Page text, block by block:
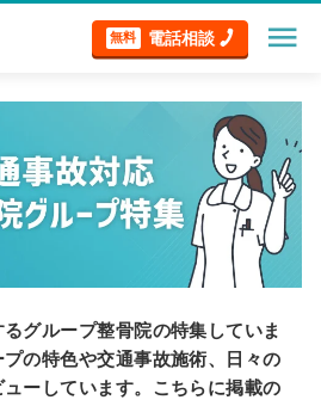
無料 電話相談 menu
グループ整骨院の特集していま
の特色や交通事故施術、日々の
ーしています。こちらに掲載の